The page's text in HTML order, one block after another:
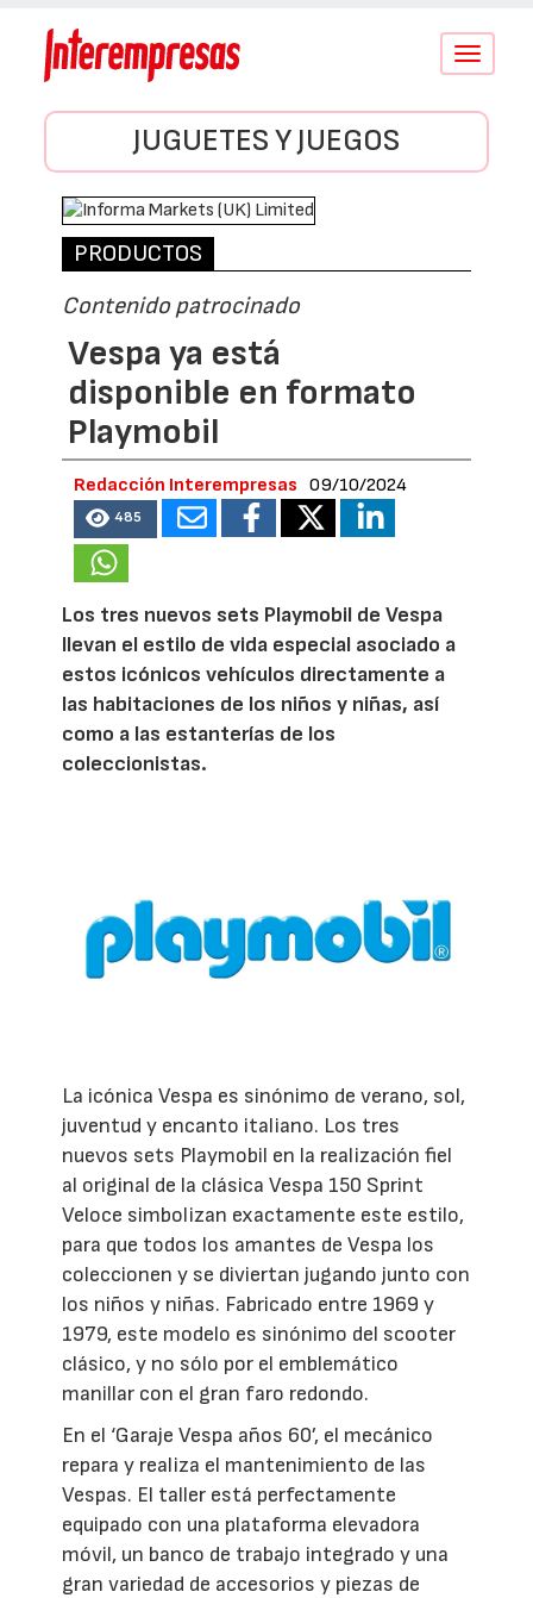
Conmutar
JUGUETES Y JUEGOS
PRODUCTOS
Contenido patrocinado
Vespa ya está
disponible en formato
Playmobil
Redacción Interempresas 09/10/2024
485
Los tres nuevos sets Playmobil de Vespa
llevan el estilo de vida especial asociado a
estos icónicos vehículos directamente a
las habitaciones de los niños y niñas, así
como a las estanterías de los
coleccionistas.
La icónica Vespa es sinónimo de verano, sol,
juventud y encanto italiano. Los tres
nuevos sets Playmobil en la realización fiel
al original de la clásica Vespa 150 Sprint
Veloce simbolizan exactamente este estilo,
para que todos los amantes de Vespa los
coleccionen y se diviertan jugando junto con
los niños y niñas. Fabricado entre 1969 y
1979, este modelo es sinónimo del scooter
clásico, y no sólo por el emblemático
manillar con el gran faro redondo.
En el ‘Garaje Vespa años 60’, el mecánico
repara y realiza el mantenimiento de las
Vespas. El taller está perfectamente
equipado con una plataforma elevadora
móvil, un banco de trabajo integrado y una
gran variedad de accesorios y piezas de